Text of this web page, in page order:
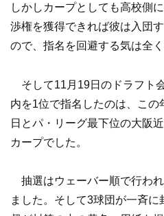
しかしカープとしても高校側
渉権を獲得できれば彼は入団
ので、指名を回避する気は全
そして11月19日のドラフト
内を1位で指名したのは、この
日とパ・リーグ最下位の大阪
カープでした。
抽選はウェーバー順で行わ
ました。そして3球団が一斉